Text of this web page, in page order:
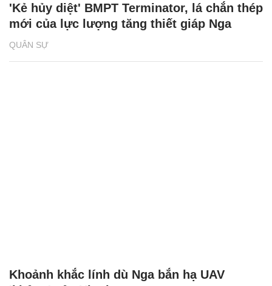
QUÂN SỰ
'Kẻ hủy diệt' BMPT Terminator, lá chắn thép
mới của lực lượng tăng thiết giáp Nga
Khoảnh khắc lính dù Nga bắn hạ UAV